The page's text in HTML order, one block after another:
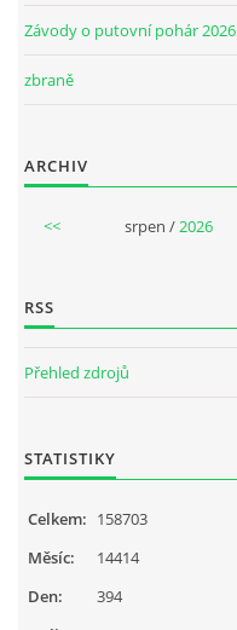
Závody o putovní pohár 2026
zbraně
ARCHIV
<< srpen /2026
RSS
Přehled zdrojů
STATISTIKY
Celkem: 158703
Měsíc:
14414
Den:
394